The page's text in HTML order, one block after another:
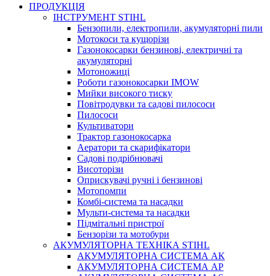
ПРОДУКЦІЯ
ІНСТРУМЕНТ STIHL
Бензопили, електропили, акумуляторні пили
Мотокоси та кущорізи
Газонокосарки бензинові, електричні та
акумуляторні
Мотоножиці
Роботи газонокосарки IMOW
Мийки високого тиску
Повітродувки та садові пилососи
Пилососи
Культиватори
Трактор газонокосарка
Аератори та скарифікатори
Садові подрібнювачі
Висоторізи
Оприскувачі ручні і бензинові
Мотопомпи
Комбі-система та насадки
Мульти-система та насадки
Підмітальні пристрої
Бензорізи та мотобури
АКУМУЛЯТОРНА ТЕХНІКА STIHL
АКУМУЛЯТОРНА СИСТЕМА АК
АКУМУЛЯТОРНА СИСТЕМА АР